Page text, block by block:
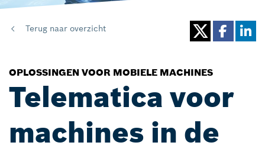
Terug naar overzicht
OPLOSSINGEN VOOR MOBIELE MACHINES
Telematica voor
machines in de